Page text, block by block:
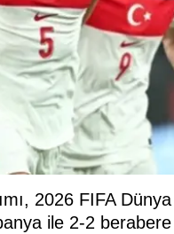
2026 FIFA
ile 2-2